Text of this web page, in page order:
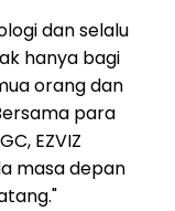
dan selalu
hanya bagi
orang dan
para
EZVIZ
masa depan